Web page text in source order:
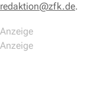
redaktion@zfk.de.